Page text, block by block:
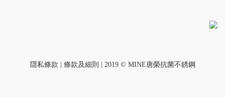
隱私條款 | 條款及細則 | 2019 © MINE唐榮抗菌不銹鋼